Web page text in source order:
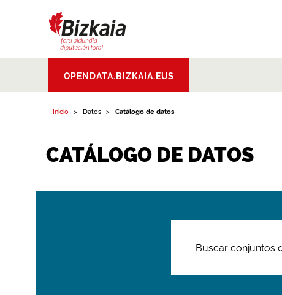
Aldundia.Diputacion
Foral de Bizkaia
OPENDATA.BIZKAIA.EUS
Inicio Datos Catálogo de datos
CATÁLOGO DE DATOS